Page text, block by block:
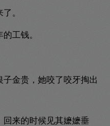
。
工钱。
金贵，她咬了咬牙掏出
来的时候见其嬷嬷垂